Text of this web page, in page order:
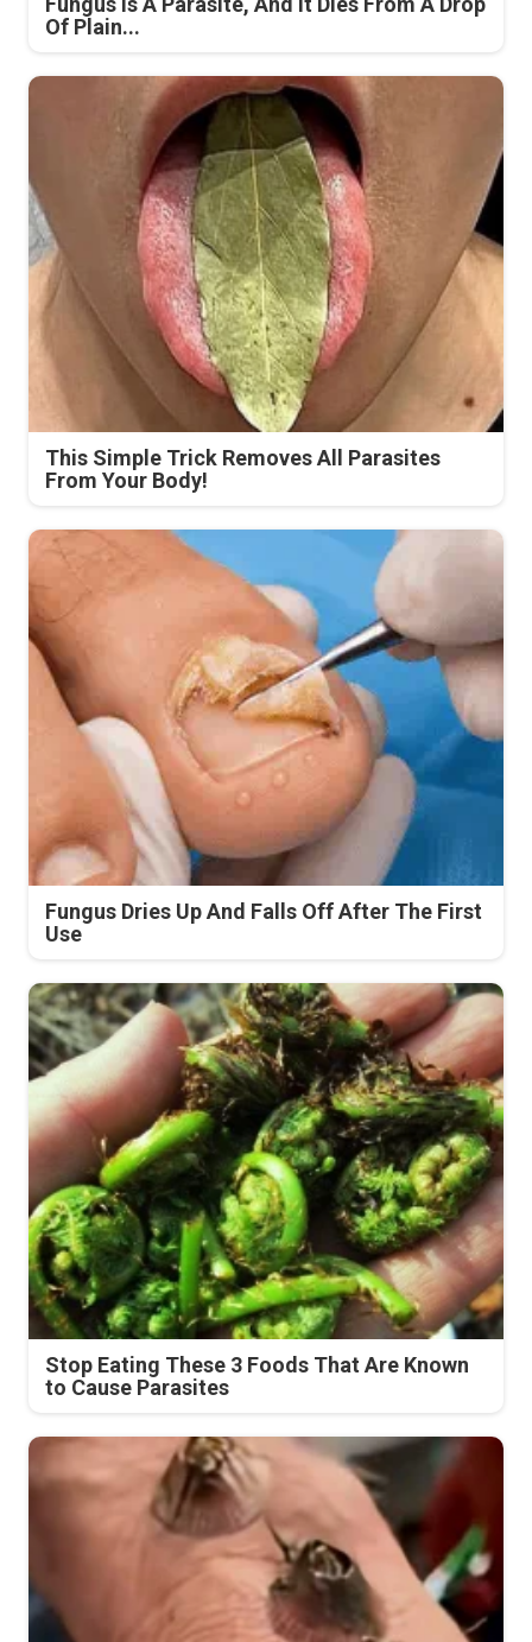
Of Plain...
This Simple Trick Removes All Parasites
From Your Body!
Fungus Dries Up And Falls Off After The First
Use
Stop Eating These 3 Foods That Are Known
to Cause Parasites